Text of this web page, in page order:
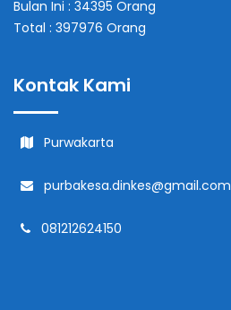
Bulan Ini : 34395 Orang
Total : 397976 Orang
Kontak Kami
Purwakarta
purbakesa.dinkes@gmail.com
081212624150